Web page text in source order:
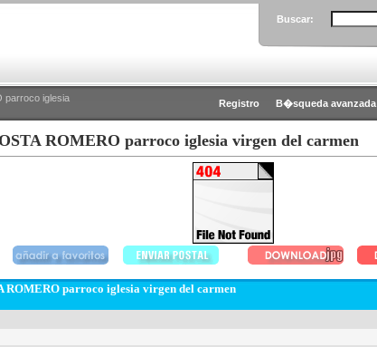
Buscar:
parroco iglesia
Registro B�squeda avanzada
ROMERO parroco iglesia virgen del carmen
ROMERO parroco iglesia virgen del carmen